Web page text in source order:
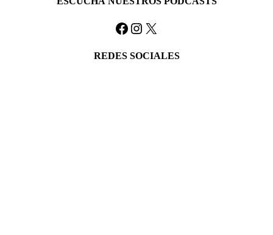
Facebook
Instagram
X
REDES SOCIALES